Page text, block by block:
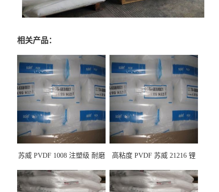
相关产品：
苏威 PVDF 1008 注塑级 耐磨
龙
高粘度 PVDF 苏威 21216 锂